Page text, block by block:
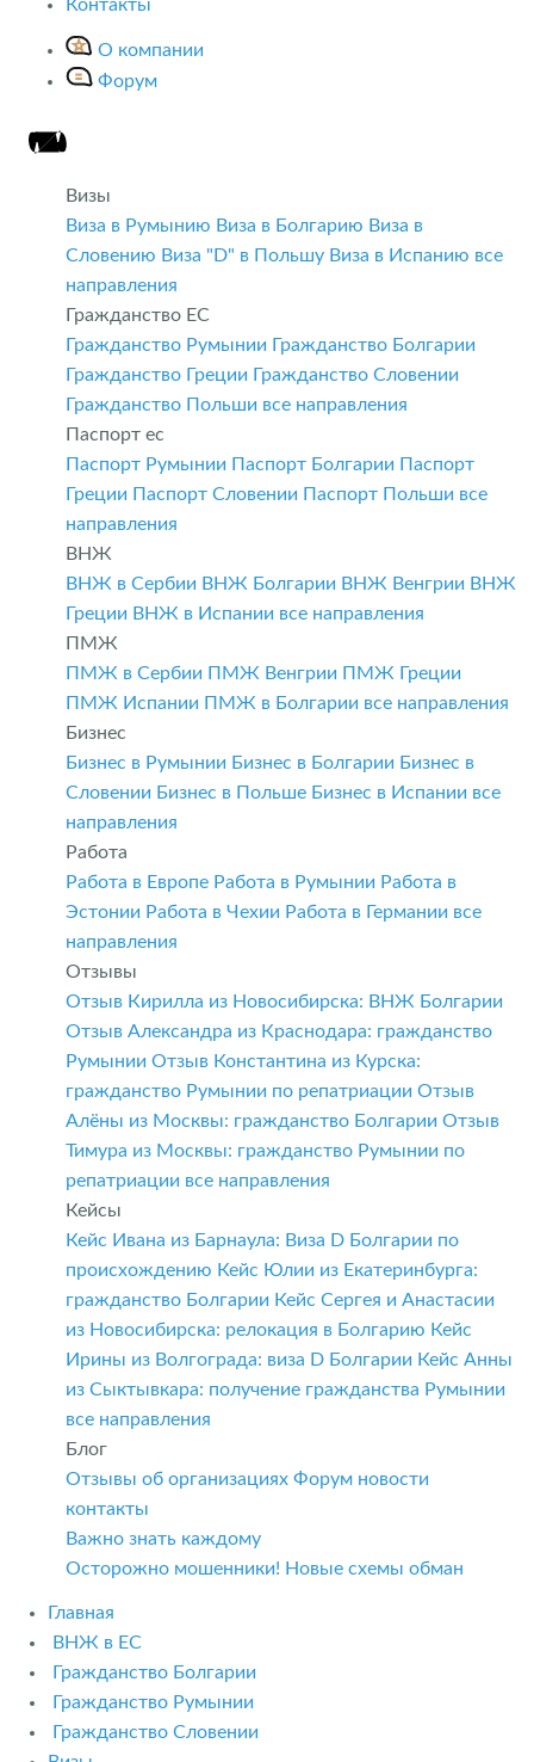
Контакты
О компании
Форум
Визы
Виза в Румынию Виза в Болгарию Виза в
Словению Виза "D" в Польшу Виза в Испанию все
направления
Гражданство ЕС
Гражданство Румынии Гражданство Болгарии
Гражданство Греции Гражданство Словении
Гражданство Польши все направления
Паспорт ес
Паспорт Румынии Паспорт Болгарии Паспорт
Греции Паспорт Словении Паспорт Польши все
направления
ВНЖ
ВНЖ в Сербии ВНЖ Болгарии ВНЖ Венгрии ВНЖ
Греции ВНЖ в Испании все направления
ПМЖ
ПМЖ в Сербии ПМЖ Венгрии ПМЖ Греции
ПМЖ Испании ПМЖ в Болгарии все направления
Бизнес
Бизнес в Румынии Бизнес в Болгарии Бизнес в
Словении Бизнес в Польше Бизнес в Испании все
направления
Работа
Работа в Европе Работа в Румынии Работа в
Эстонии Работа в Чехии Работа в Германии все
направления
Отзывы
Отзыв Кирилла из Новосибирска: ВНЖ Болгарии
Отзыв Александра из Краснодара: гражданство
Румынии Отзыв Константина из Курска:
гражданство Румынии по репатриации Отзыв
Алёны из Москвы: гражданство Болгарии Отзыв
Тимура из Москвы: гражданство Румынии по
репатриации все направления
Кейсы
Кейс Ивана из Барнаула: Виза D Болгарии по
происхождению Кейс Юлии из Екатеринбурга:
гражданство Болгарии Кейс Сергея и Анастасии
из Новосибирска: релокация в Болгарию Кейс
Ирины из Волгограда: виза D Болгарии Кейс Анны
из Сыктывкара: получение гражданства Румынии
все направления
Блог
Отзывы об организациях Форум новости
контакты
Важно знать каждому
Осторожно мошенники! Новые схемы обман
Главная
ВНЖ в ЕС
Гражданство Болгарии
Гражданство Румынии
Гражданство Словении